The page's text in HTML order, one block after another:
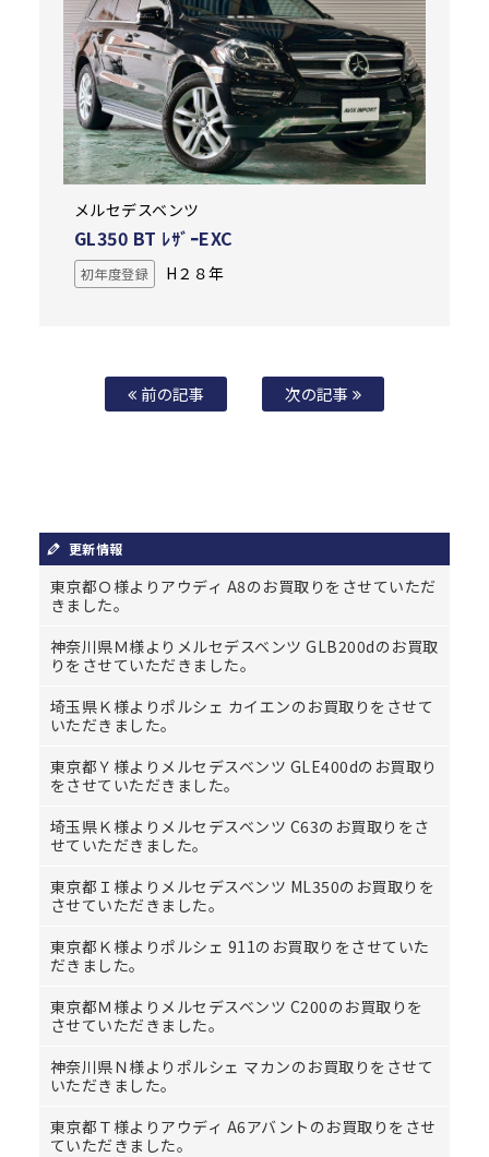
メルセデスベンツ
GL350 BT ﾚｻﾞｰEXC
初年度登録 H２８年
前の記事 次の記事
更新情報
東京都Ｏ様よりアウディ A8のお買取りをさせていただ
きました。
神奈川県Ｍ様よりメルセデスベンツ GLB200dのお買取
りをさせていただきました。
埼玉県Ｋ様よりポルシェ カイエンのお買取りをさせて
いただきました。
東京都Ｙ様よりメルセデスベンツ GLE400dのお買取り
をさせていただきました。
埼玉県Ｋ様よりメルセデスベンツ C63のお買取りをさ
せていただきました。
東京都Ｉ様よりメルセデスベンツ ML350のお買取りを
させていただきました。
東京都Ｋ様よりポルシェ 911のお買取りをさせていた
だきました。
東京都Ｍ様よりメルセデスベンツ C200のお買取りを
させていただきました。
神奈川県Ｎ様よりポルシェ マカンのお買取りをさせて
いただきました。
東京都Ｔ様よりアウディ A6アバントのお買取りをさせ
ていただきました。